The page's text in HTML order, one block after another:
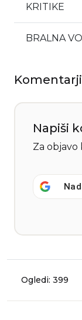
KRITIKE
BRALNA
Komentarji
Napiši
Za objavo
Ogledi: 399